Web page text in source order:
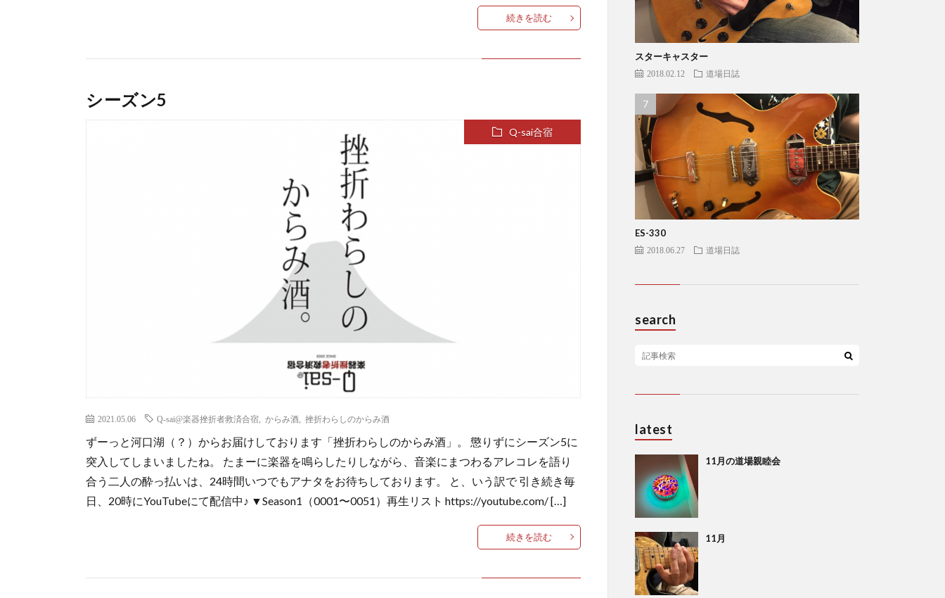
続きを読む
シーズン5
Q-sai合宿
2021.05.06 Q-sai@楽器挫折者救済合宿 からみ酒 挫折わらしのからみ酒
ずーっと河口湖（？）からお届けしております「挫折わらしのからみ酒」。 懲りずにシーズン5に
突入してしまいましたね。 たまーに楽器を鳴らしたりしながら、音楽にまつわるアレコレを語り
合う二人の酔っ払いは、24時間いつでもアナタをお待ちしております。 と、いう訳で 引き続き毎
日、20時にYouTubeにて配信中♪ ▼Season1（0001〜0051）再生リスト https://youtube.com/ […]
続きを読む
スターキャスター
2018.02.12 道場日誌
ES-330
2018.06.27 道場日誌
search
latest
11月の道場親睦会
11月